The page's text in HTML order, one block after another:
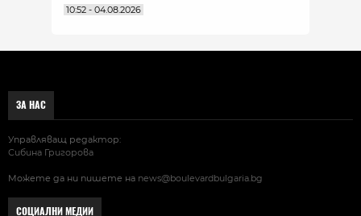
10:52 - 04.08.2026
ЗА НАС
Управляващ редактор:
Сибина Григорова
Можете да ни пишете на news@boulevardbulgaria.bg
СОЦИАЛНИ МЕДИИ